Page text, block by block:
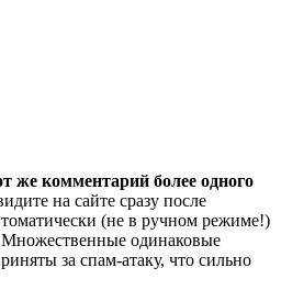
же комментарий более одного
на сайте сразу после
(не в ручном режиме!)
одинаковые
за спам-атаку, что сильно